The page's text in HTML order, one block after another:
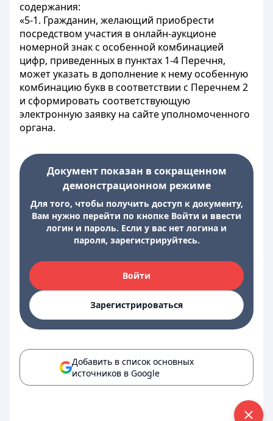
содержания:
«5-1. Гражданин, желающий приобрести
посредством участия в онлайн-аукционе
номерной знак с особенной комбинацией
цифр, приведенных в пунктах 1-4 Перечня,
может указать в дополнение к нему особенную
комбинацию букв в соответствии с Перечнем 2
и сформировать соответствующую
электронную заявку на сайте уполномоченного
органа.
Документ показан в сокращенном
демонстрационном режиме
Для того, чтобы получить доступ к документу,
Вам нужно перейти по кнопке Войти и ввести
логин и пароль. Если у вас нет логина и
пароля, зарегистрируйтесь.
Войти
Зарегистрироваться
Добавить в список основных
источников в Google